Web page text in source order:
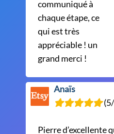
communiqué à
chaque étape, ce
qui est très
appréciable ! un
grand merci !
Anaïs
Pierre d’excellente